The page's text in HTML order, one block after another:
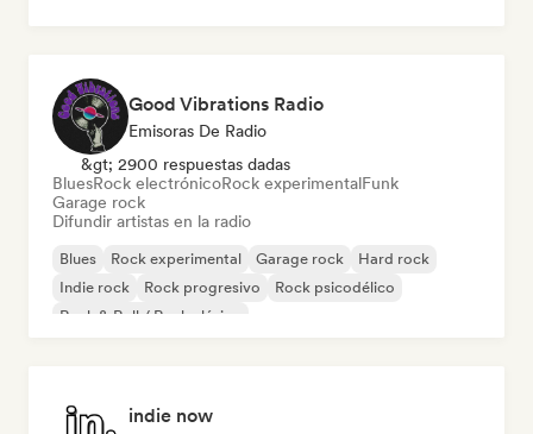
Good Vibrations Radio
Emisoras De Radio
&gt; 2900 respuestas dadas
BluesRock electrónicoRock experimentalFunk
Garage rock
Difundir artistas en la radio
Blues Rock experimental Garage rock
Hard rock
Indie rock
Rock progresivo
Rock psicodélico
Rock & Roll / Rock clásico
indie now